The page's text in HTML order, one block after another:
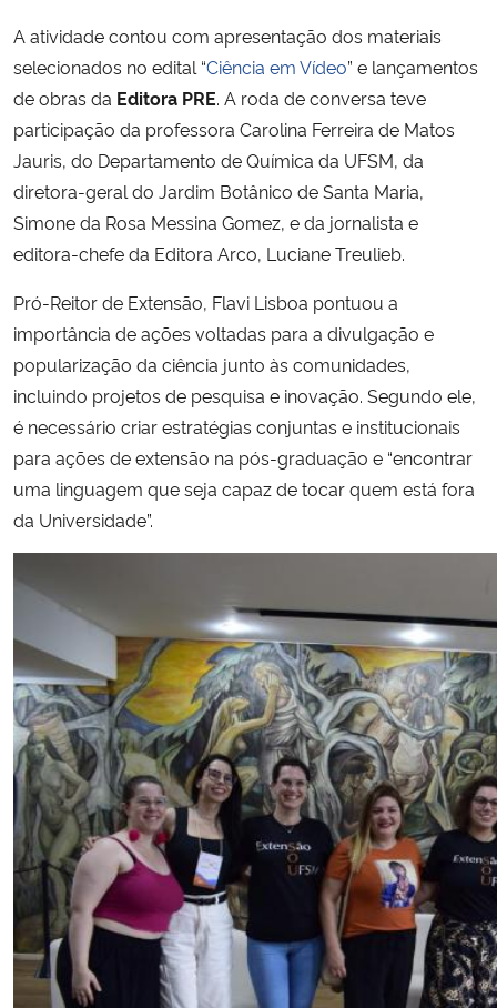
Secretaria de Governo
Gabinete de Segurança Institucional
Advocacia-Geral da União
A atividade contou com apresentação dos materiais
selecionados no edital “Ciência em Vídeo” e lançamentos
de obras da Editora PRE. A roda de conversa teve
participação da professora Carolina Ferreira de Matos
Jauris, do Departamento de Química da UFSM, da
diretora-geral do Jardim Botânico de Santa Maria,
Simone da Rosa Messina Gomez, e da jornalista e
editora-chefe da Editora Arco, Luciane Treulieb.
Pró-Reitor de Extensão, Flavi Lisboa pontuou a
importância de ações voltadas para a divulgação e
popularização da ciência junto às comunidades,
incluindo projetos de pesquisa e inovação. Segundo ele,
é necessário criar estratégias conjuntas e institucionais
para ações de extensão na pós-graduação e “encontrar
uma linguagem que seja capaz de tocar quem está fora
da Universidade”.